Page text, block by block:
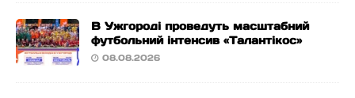
В Ужгороді проведуть масштабний
футбольний інтенсив «Талантікос»
08.08.2026